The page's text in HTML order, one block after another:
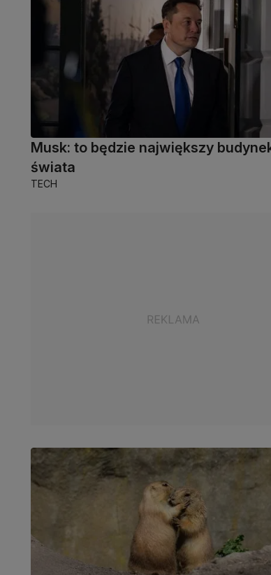
Musk: to będzie największy
świata
TECH